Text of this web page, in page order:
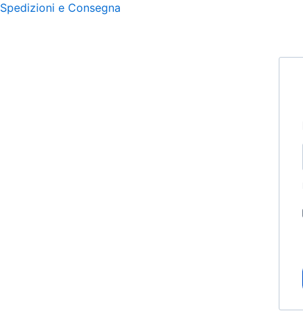
Spedizioni e Consegna